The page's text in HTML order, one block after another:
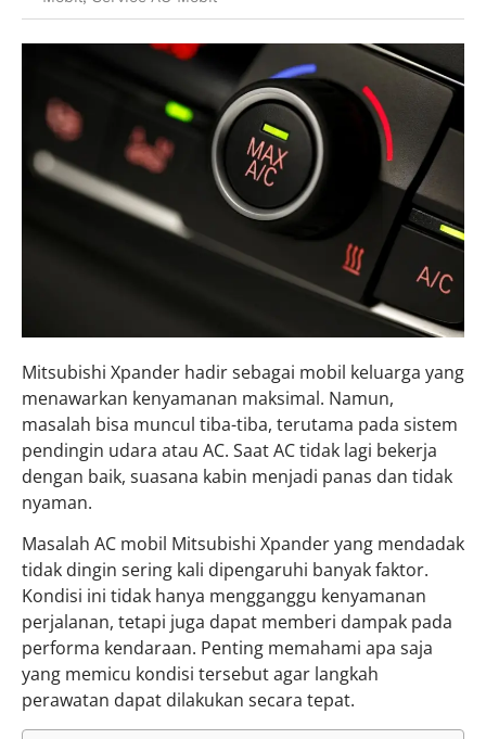
Mitsubishi Xpander hadir sebagai mobil keluarga yang
menawarkan kenyamanan maksimal. Namun,
masalah bisa muncul tiba-tiba, terutama pada sistem
pendingin udara atau AC. Saat AC tidak lagi bekerja
dengan baik, suasana kabin menjadi panas dan tidak
nyaman.
Masalah AC mobil Mitsubishi Xpander yang mendadak
tidak dingin sering kali dipengaruhi banyak faktor.
Kondisi ini tidak hanya mengganggu kenyamanan
perjalanan, tetapi juga dapat memberi dampak pada
performa kendaraan. Penting memahami apa saja
yang memicu kondisi tersebut agar langkah
perawatan dapat dilakukan secara tepat.